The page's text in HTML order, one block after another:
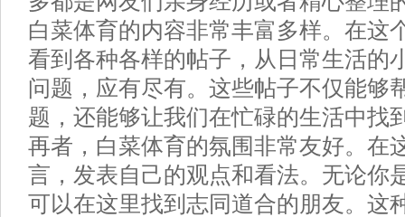
白菜体育的内容非常丰富多样。在这
看到各种各样的帖子，从日常生活的
问题，应有尽有。这些帖子不仅能够
题，还能够让我们在忙碌的生活中找
再者，白菜体育的氛围非常友好。在
言，发表自己的观点和看法。无论你
可以在这里找到志同道合的朋友。这